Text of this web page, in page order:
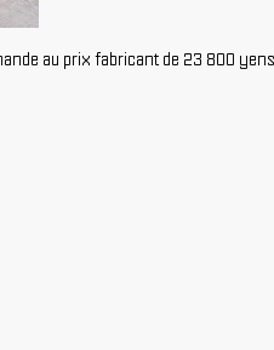
au prix fabricant de 23 800